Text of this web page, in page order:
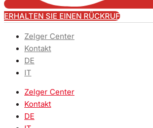
ERHALTEN SIE EINEN RÜCKRUF
Zelger Center
Kontakt
DE
IT
Zelger Center
Kontakt
DE